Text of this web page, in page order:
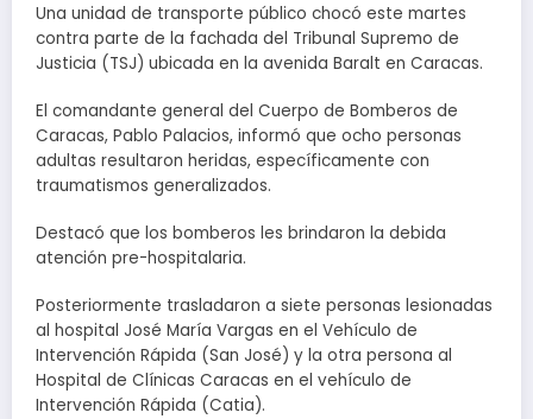
Una unidad de transporte público chocó este martes
contra parte de la fachada del Tribunal Supremo de
Justicia (TSJ) ubicada en la avenida Baralt en Caracas.
El comandante general del Cuerpo de Bomberos de
Caracas, Pablo Palacios, informó que ocho personas
adultas resultaron heridas, específicamente con
traumatismos generalizados.
Destacó que los bomberos les brindaron la debida
atención pre-hospitalaria.
Posteriormente trasladaron a siete personas lesionadas
al hospital José María Vargas en el Vehículo de
Intervención Rápida (San José) y la otra persona al
Hospital de Clínicas Caracas en el vehículo de
Intervención Rápida (Catia).